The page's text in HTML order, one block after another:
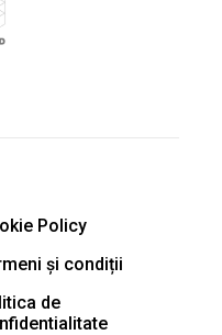
Policy
și condiții
de